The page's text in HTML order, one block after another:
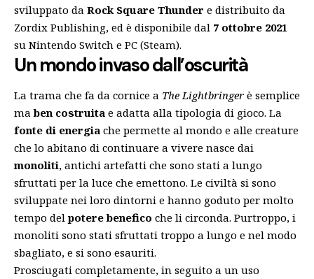
sviluppato da Rock Square Thunder e distribuito da
Zordix Publishing, ed è disponibile dal 7 ottobre 2021
su Nintendo Switch e PC (Steam).
Un mondo invaso dall’oscurità
La trama che fa da cornice a The Lightbringer è semplice
maben costruita e adatta alla tipologia di gioco. La
fonte di energia che permette al mondo e alle creature
che lo abitano di continuare a vivere nasce dai
monoliti, antichi artefatti che sono stati a lungo
sfruttati per la luce che emettono. Le civiltà si sono
sviluppate nei loro dintorni e hanno goduto per molto
tempo delpotere benefico che li circonda. Purtroppo, i
monoliti sono stati sfruttati troppo a lungo e nel modo
sbagliato, e si sono esauriti.
Prosciugati completamente, in seguito a un uso